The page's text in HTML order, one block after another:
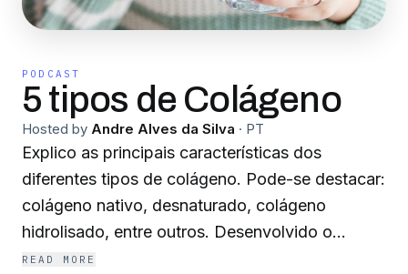
PODCAST
5 tipos de Colágeno
Hosted by Andre Alves da Silva · PT
Explico as principais características dos
diferentes tipos de colágeno. Pode-se destacar:
colágeno nativo, desnaturado, colágeno
hidrolisado, entre outros. Desenvolvido o
conteúdo com uma linguagem simples e
READ MORE